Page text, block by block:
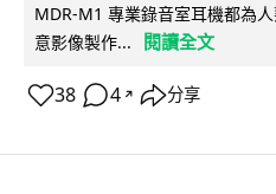
MDR-M1 專業錄音室耳機都為
意影像製作...
閱讀全文
38 4 ↗ 分享